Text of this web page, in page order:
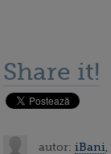
Share it!
autor: iBani